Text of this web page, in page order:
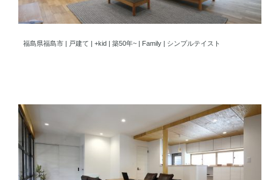
福島県福島市 | 戸建て | +kid | 築50年~ | Family | シンプルテイスト